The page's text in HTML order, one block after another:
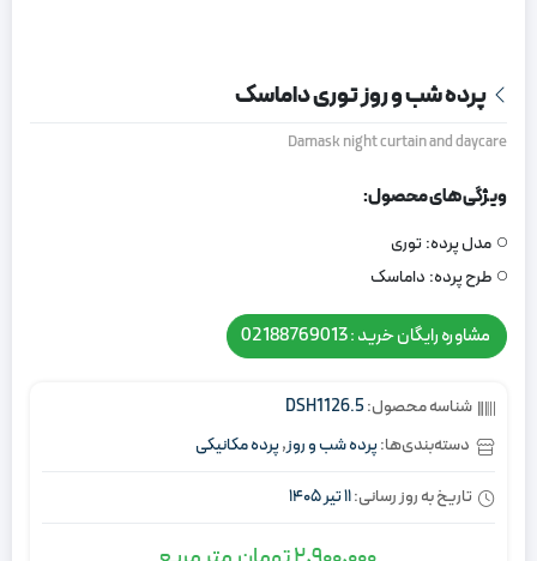
پرده شب و روز توری داماسک
Damask night curtain and daycare
ویژگی های محصول:
مدل پرده:توری
طرح پرده: داماسک
مشاوره رایگان خرید : 02188769013
شناسه محصول:DSH1126.5
دسته‌بندی‌ها:پرده شب و روز,پرده مکانیکی
تاریخ به روز رسانی:11 تیر 1405